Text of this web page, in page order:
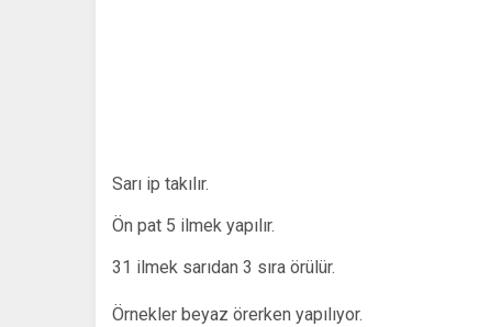
Sarı ip takılır.
Ön pat 5 ilmek yapılır.
31 ilmek sarıdan 3 sıra örülür.
Örnekler beyaz örerken yapılıyor.